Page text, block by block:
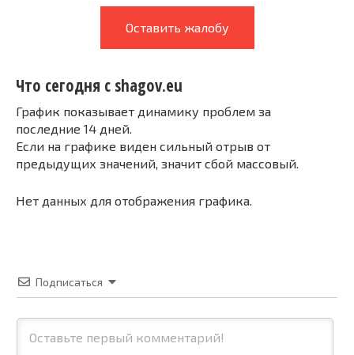
Оставить жалобу
Что сегодня с shagov.eu
График показывает динамику проблем за
последние 14 дней.
Если на графике виден сильный отрыв от
предыдущих значений, значит сбой массовый.
Нет данных для отображения графика.
Подписаться